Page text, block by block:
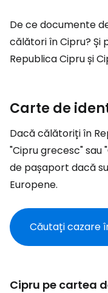
De ce documente
călători în Cipru?
Republica Cipru și
Carte de
Dacă călătoriți în
"Cipru grecesc" sau
de pașaport dacă
Europene.
Căutați cazare
Cipru pe cartea